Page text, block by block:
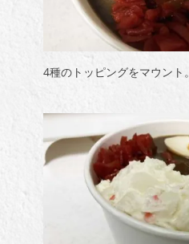
4種のトッピングをマウント。